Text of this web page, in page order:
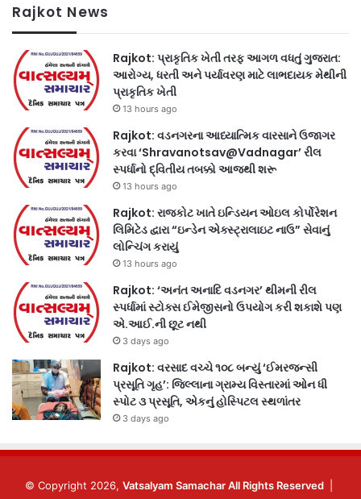
Rajkot News
Rajkot: પ્રાકૃતિક ખેતી તરફ આગળ વધતું ગુજરાત:
આરોગ્ય, ધરતી અને પર્યાવરણ માટે લાભદાયક મેથીની
પ્રાકૃતિક ખેતી
13 hours ago
Rajkot: વડનગરના આધ્યાત્મિક વારસાને ઉજાગર
કરવા ‘Shravanotsav@Vadnagar’ રીલ
સ્પર્ધાનો દ્વિતીય તબક્કો આજથી શરૂ
13 hours ago
Rajkot: રાજકોટ ખાતે ઇન્ડિયન ઓઇલ કોર્પોરેશન
લિમિટેડ દ્વારા “ઇન્ડેન એક્સ્ટ્રાલાઇટ નાઉ” સેવાનું
લોન્ચિંગ કરાયું
13 hours ago
Rajkot: ‘અનંત અનાદિ વડનગર’ થીમની રીલ
સ્પર્ધામાં સ્ટોક્સ ઈમેજીસનો ઉપયોગ કરી શકાશે પણ
એ.આઈ.ની છૂટ નથી
3 days ago
Rajkot: વરસાદ વચ્ચે ૧૦૮ બન્યું ‘ઈમરજન્સી
પ્રસૂતિ ગૃહ’: જિલ્લાના ગ્રામ્ય વિસ્તારમાં ઓન ધી
સ્પોટ ૩ પ્રસૂતિ, એકનું હોસ્પિટલ સ્થળાંતર
3 days ago
© Copyright 2026, Vatsalyam Samachar All Rights Reserved